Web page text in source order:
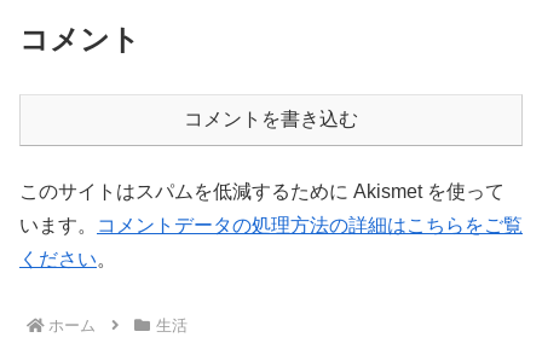
コメント
コメントを書き込む
このサイトはスパムを低減するために Akismet を使って
います。
コメントデータの処理方法の詳細はこちらをご覧
ください。
ホーム 生活